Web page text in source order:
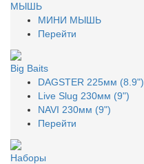
МЫШЬ
МИНИ МЫШЬ
Перейти
Big Baits
DAGSTER 225мм (8.9")
Live Slug 230мм (9")
NAVI 230мм (9")
Перейти
Наборы